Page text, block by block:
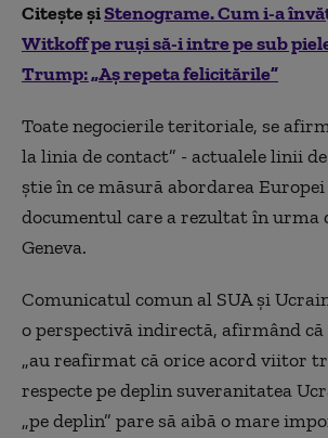
Citește șiStenograme. Cum i-a
Witkoff pe ruși să-i intre pe sub
Trump: „Aș repeta felicitările”
Toate negocierile teritoriale, se
la linia de contact” - actualele linii
știe în ce măsură abordarea
documentul care a rezultat în urma
Geneva.
Comunicatul comun al SUA și
o perspectivă indirectă, afirmând
„au reafirmat că orice acord viitor
respecte pe deplin suveranitatea
„pe deplin” pare să aibă o mare